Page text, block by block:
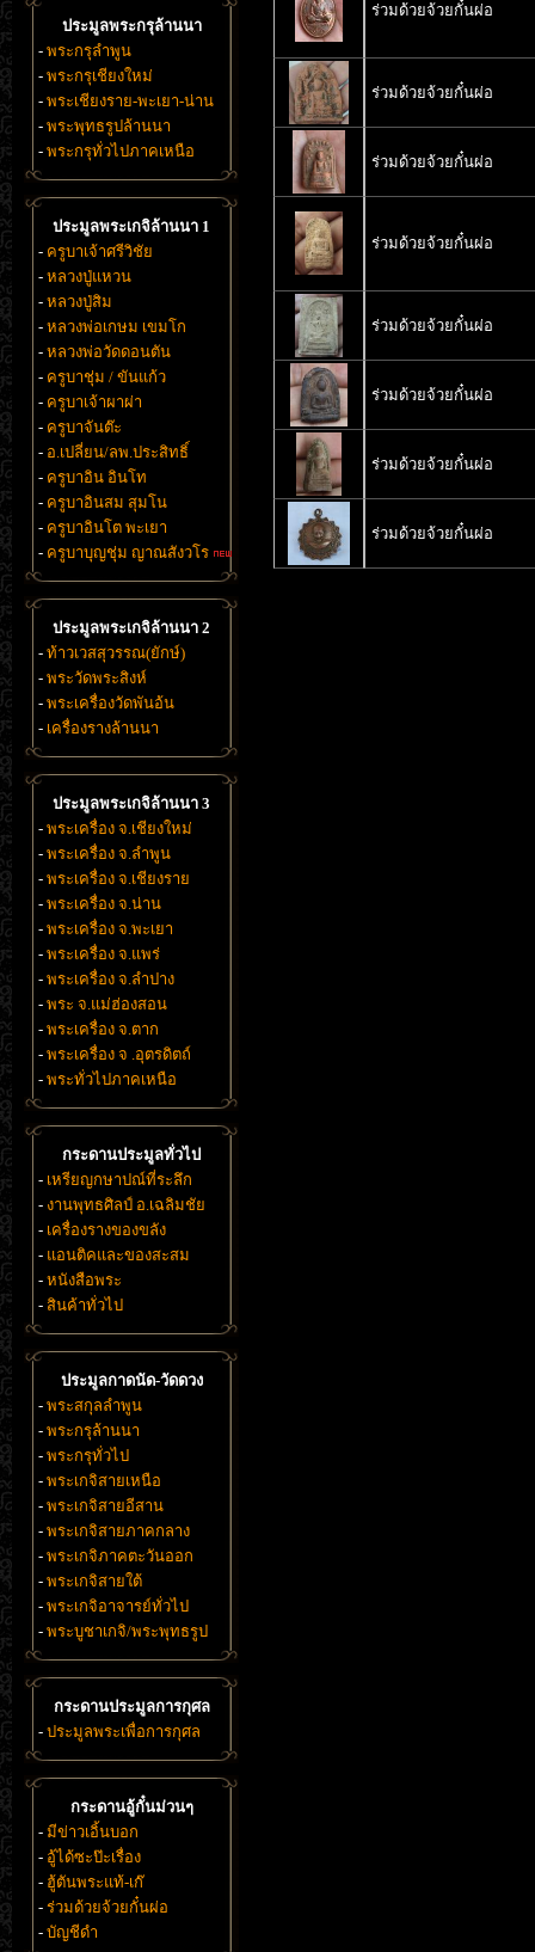
ประมูลพระกรุล้านนา
- พระกรุลำพูน
- พระกรุเชียงใหม่
- พระเชียงราย-พะเยา-น่าน
- พระพุทธรูปล้านนา
- พระกรุทั่วไปภาคเหนือ
ประมูลพระเกจิล้านนา 1
- ครูบาเจ้าศรีวิชัย
- หลวงปู่แหวน
- หลวงปู่สิม
- หลวงพ่อเกษม เขมโก
- หลวงพ่อวัดดอนตัน
- ครูบาชุ่ม / ขันแก้ว
- ครูบาเจ้าผาผ่า
- ครูบาจันต๊ะ
- อ.เปลี่ยน/ลพ.ประสิทธิ์
- ครูบาอิน อินโท
- ครูบาอินสม สุมโน
- ครูบาอินโต พะเยา
- ครูบาบุญชุ่ม ญาณสังวโร
ประมูลพระเกจิล้านนา 2
- ท้าวเวสสุวรรณ(ยักษ์)
- พระวัดพระสิงห์
- พระเครื่องวัดพันอ้น
- เครื่องรางล้านนา
ประมูลพระเกจิล้านนา 3
- พระเครื่อง จ.เชียงใหม่
- พระเครื่อง จ.ลำพูน
- พระเครื่อง จ.เชียงราย
- พระเครื่อง จ.น่าน
- พระเครื่อง จ.พะเยา
- พระเครื่อง จ.แพร่
- พระเครื่อง จ.ลำปาง
- พระ จ.แม่ฮ่องสอน
- พระเครื่อง จ.ตาก
- พระเครื่อง จ .อุตรดิตถ์
- พระทั่วไปภาคเหนือ
กระดานประมูลทั่วไป
- เหรียญกษาปณ์ที่ระลึก
- งานพุทธศิลป์ อ.เฉลิมชัย
- เครื่องรางของขลัง
- แอนติคและของสะสม
- หนังสือพระ
- สินค้าทั่วไป
ประมูลกาดนัด-วัดดวง
- พระสกุลลำพูน
- พระกรุล้านนา
- พระกรุทั่วไป
- พระเกจิสายเหนือ
- พระเกจิสายอีสาน
- พระเกจิสายภาคกลาง
- พระเกจิภาคตะวันออก
- พระเกจิสายใต้
- พระเกจิอาจารย์ทั่วไป
- พระบูชาเกจิ/พระพุทธรูป
กระดานประมูลการกุศล
- ประมูลพระเพื่อการกุศล
กระดานอู้กั๋นม่วนๆ
- มีข่าวเอิ้นบอก
- อู้ได้ซะป๊ะเรื่อง
- ฮู้ตันพระแท้-เก๊
- ร่วมด้วยจ้วยกั๋นผ่อ
- บัญชีดำ
ร่วมด้วยจ้วยกั๋นผ่อ
ร่วมด้วยจ้วยกั๋นผ่อ
ร่วมด้วยจ้วยกั๋นผ่อ
ร่วมด้วยจ้วยกั๋นผ่อ
ร่วมด้วยจ้วยกั๋นผ่อ
ร่วมด้วยจ้วยกั๋นผ่อ
ร่วมด้วยจ้วยกั๋นผ่อ
ร่วมด้วยจ้วยกั๋นผ่อ